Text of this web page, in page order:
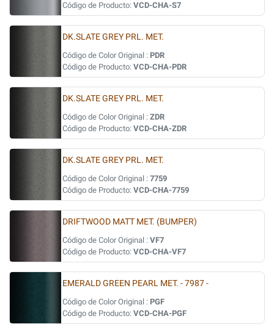
Código de Producto: VCD-CHA-S7
DK.SLATE GREY PRL. MET.
Código de Color Original : PDR
Código de Producto: VCD-CHA-PDR
DK.SLATE GREY PRL. MET.
Código de Color Original : ZDR
Código de Producto: VCD-CHA-ZDR
DK.SLATE GREY PRL. MET.
Código de Color Original : 7759
Código de Producto: VCD-CHA-7759
DRIFTWOOD MATT MET. (BUMPER)
Código de Color Original : VF7
Código de Producto: VCD-CHA-VF7
EMERALD GREEN PEARL MET. - 7987 -
Código de Color Original : PGF
Código de Producto: VCD-CHA-PGF